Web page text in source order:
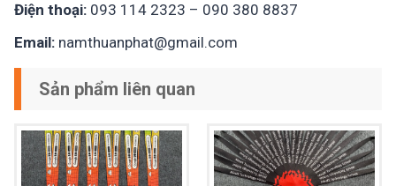
Điện thoại: 093 114 2323 – 090 380 8837
Email: namthuanphat@gmail.com
Sản phẩm liên quan